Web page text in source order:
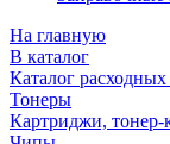
На главную
В каталог
Каталог
Тонеры
Картриджи, тонер-